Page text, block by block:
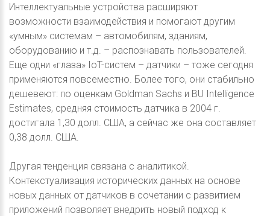
Интеллектуальные устройства расширяют
возможности взаимодействия и помогают другим
«умным» системам – автомобилям, зданиям,
оборудованию и т.д. – распознавать пользователей.
Еще одни «глаза» IoT-систем – датчики – тоже сегодня
применяются повсеместно. Более того, они стабильно
дешевеют: по оценкам Goldman Sachs и BU Intelligence
Estimates, средняя стоимость датчика в 2004 г.
достигала 1,30 долл. США, а сейчас же она составляет
0,38 долл. США.
Другая тенденция связана с аналитикой.
Контекстуализация исторических данных на основе
новых данных от датчиков в сочетании с развитием
приложений позволяет внедрить новый подход к